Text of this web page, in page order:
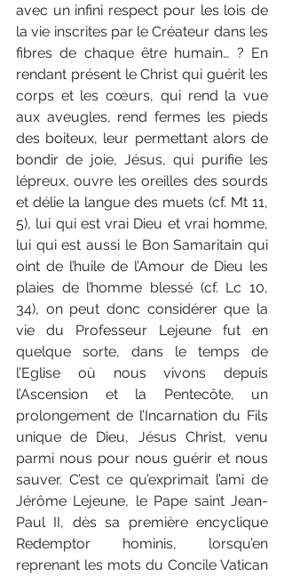
avec un infini respect pour les lois de
la vie inscrites par le Créateur dans les
fibres de chaque être humain… ? En
rendant présent le Christ qui guérit les
corps et les cœurs, qui rend la vue
aux aveugles, rend fermes les pieds
des boiteux, leur permettant alors de
bondir de joie, Jésus, qui purifie les
lépreux, ouvre les oreilles des sourds
et délie la langue des muets (cf. Mt 11,
5), lui qui est vrai Dieu et vrai homme,
lui qui est aussi le Bon Samaritain qui
oint de l’huile de l’Amour de Dieu les
plaies de l’homme blessé (cf. Lc 10,
34), on peut donc considérer que la
vie du Professeur Lejeune fut en
quelque sorte, dans le temps de
l’Eglise où nous vivons depuis
l’Ascension et la Pentecôte, un
prolongement de l’Incarnation du Fils
unique de Dieu, Jésus Christ, venu
parmi nous pour nous guérir et nous
sauver. C’est ce qu’exprimait l’ami de
Jérôme Lejeune, le Pape saint Jean-
Paul II, dès sa première encyclique
Redemptor hominis, lorsqu’en
reprenant les mots du Concile Vatican